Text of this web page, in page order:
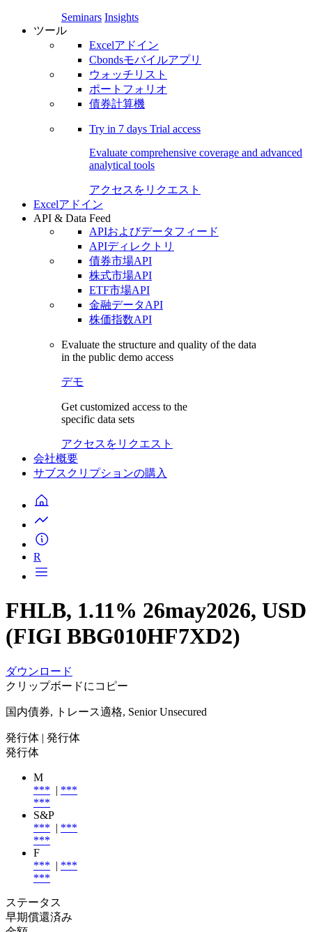
Seminars Insights
ツール
Excelアドイン
Cbondsモバイルアプリ
ウォッチリスト
ポートフォリオ
債券計算機
Try in 7 days Trial access
Evaluate comprehensive coverage and advanced
analytical tools
アクセスをリクエスト
Excelアドイン
API & Data Feed
APIおよびデータフィード
APIディレクトリ
債券市場API
株式市場API
ETF市場API
金融データAPI
株価指数API
Evaluate the structure and quality of the data
in the public demo access
デモ
Get customized access to the
specific data sets
アクセスをリクエスト
会社概要
サブスクリプションの購入
R
FHLB, 1.11% 26may2026, USD
(FIGI BBG010HF7XD2)
ダウンロード
クリップボードにコピー
国内債券, トレース適格, Senior Unsecured
発行体 | 発行体
発行体
M
*** | ***
***
S&P
*** | ***
***
F
*** | ***
***
ステータス
早期償還済み